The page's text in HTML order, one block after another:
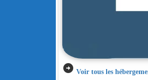
arrow_circle_right Voir tous les